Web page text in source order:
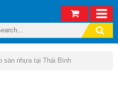
sàn nhựa tại Thái Bình